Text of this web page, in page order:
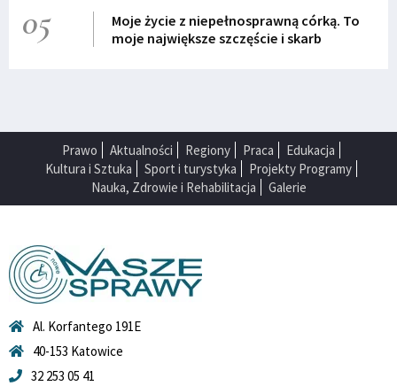
05
Moje życie z niepełnosprawną córką. To
moje największe szczęście i skarb
Prawo Aktualności Regiony Praca
Edukacja
Kultura i Sztuka
Sport i turystyka
Projekty Programy
Nauka, Zdrowie i Rehabilitacja
Galerie
Al. Korfantego 191E
40-153 Katowice
32 253 05 41